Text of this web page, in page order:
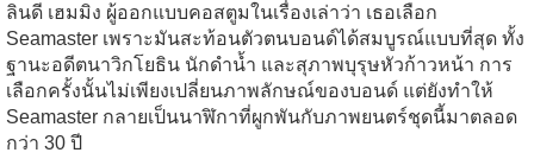
ลินดี เฮมมิง ผู้ออกแบบคอสตูมในเรื่องเล่าว่า เธอเลือก
Seamaster เพราะมันสะท้อนตัวตนบอนด์ได้สมบูรณ์แบบที่สุด ทั้ง
ฐานะอดีตนาวิกโยธิน นักดำน้ำ และสุภาพบุรุษหัวก้าวหน้า การ
เลือกครั้งนั้นไม่เพียงเปลี่ยนภาพลักษณ์ของบอนด์ แต่ยังทำให้
Seamaster กลายเป็นนาฬิกาที่ผูกพันกับภาพยนตร์ชุดนี้มาตลอด
กว่า 30 ปี